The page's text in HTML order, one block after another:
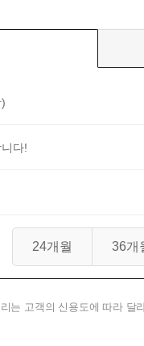
다!
24개월 36개
는 고객의 신용도에 따라 달